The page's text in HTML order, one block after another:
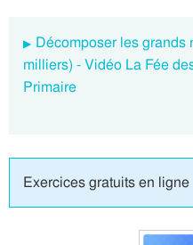
Décomposer les grands
milliers) - Vidéo La Fée
Primaire
Exercices gratuits en ligne